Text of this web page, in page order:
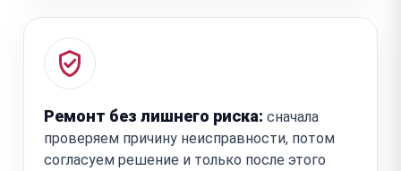
Ремонт без лишнего риска: сначала
проверяем причину неисправности, потом
согласуем решение и только после этого